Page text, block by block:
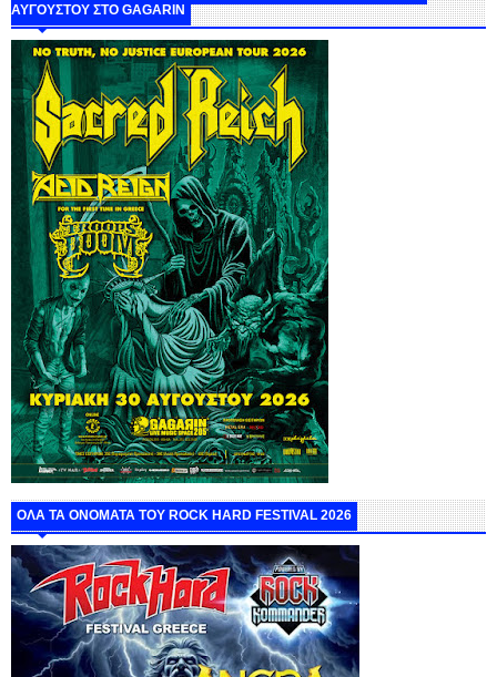
ΑΥΓΟΥΣΤΟΥ ΣΤΟ GAGARIN
ΟΛΑ ΤΑ ΟΝΟΜΑΤΑ ΤΟΥ ROCK HARD FESTIVAL 2026